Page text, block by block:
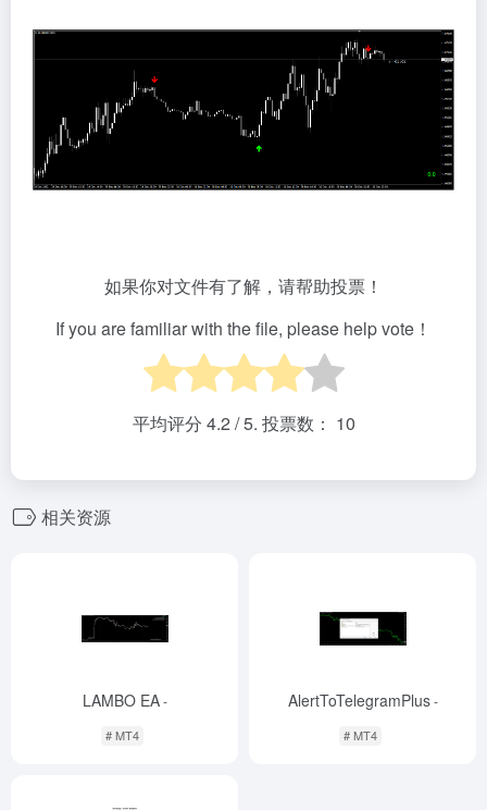
如果你对文件有了解，请帮助投票！
If you are familiar with the file, please help vote！
平均评分 4.2 / 5. 投票数： 10
相关资源
LAMBO EA-
# MT4
AlertToTelegramPlus-
# MT4